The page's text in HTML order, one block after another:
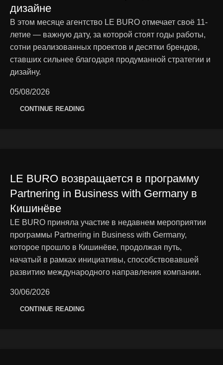
дизайне
В этом месяце агентство LE BURO отмечает своё 11-
летие — важную дату, за которой стоят годы работы,
сотни реализованных проектов и десятки брендов,
ставших сильнее благодаря продуманной стратегии и
дизайну.
05/08/2026
CONTINUE READING
LE BURO возвращается в программу
Partnering in Business with Germany в
Кишинёве
LE BURO приняла участие в недавнем мероприятии
программы Partnering in Business with Germany,
которое прошло в Кишинёве, продолжая путь,
начатый в рамках инициативы, способствовавшей
развитию международного направления компании.
30/06/2026
CONTINUE READING